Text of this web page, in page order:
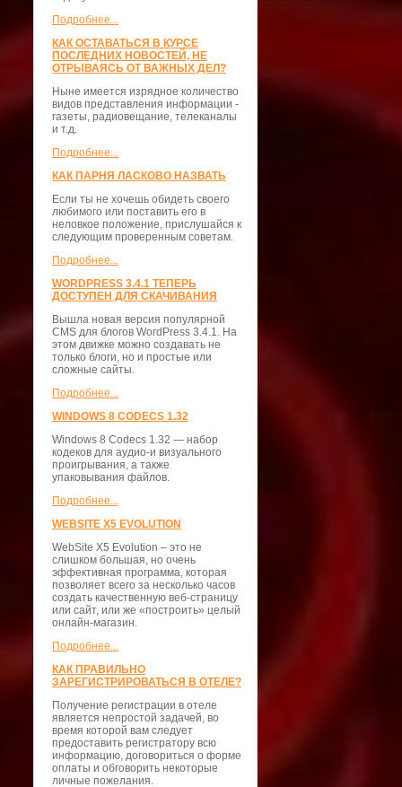
Подробнее...
КАК ОСТАВАТЬСЯ В КУРСЕ
ПОСЛЕДНИХ НОВОСТЕЙ, НЕ
ОТРЫВАЯСЬ ОТ ВАЖНЫХ ДЕЛ?
Ныне имеется изрядное количество
видов представления информации -
газеты, радиовещание, телеканалы
и т.д.
Подробнее...
КАК ПАРНЯ ЛАСКОВО НАЗВАТЬ
Если ты не хочешь обидеть своего
любимого или поставить его в
неловкое положение, прислушайся к
следующим проверенным советам.
Подробнее...
WORDPRESS 3.4.1 ТЕПЕРЬ
ДОСТУПЕН ДЛЯ СКАЧИВАНИЯ
Вышла новая версия популярной
CMS для блогов WordPress 3.4.1. На
этом движке можно создавать не
только блоги, но и простые или
сложные сайты.
Подробнее...
WINDOWS 8 CODECS 1.32
Windows 8 Codecs 1.32 — набор
кодеков для аудио-и визуального
проигрывания, а также
упаковывания файлов.
Подробнее...
WEBSITE X5 EVOLUTION
WebSite X5 Evolution – это не
слишком большая, но очень
эффективная программа, которая
позволяет всего за несколько часов
создать качественную веб-страницу
или сайт, или же «построить» целый
онлайн-магазин.
Подробнее...
КАК ПРАВИЛЬНО
ЗАРЕГИСТРИРОВАТЬСЯ В ОТЕЛЕ?
Получение регистрации в отеле
является непростой задачей, во
время которой вам следует
предоставить регистратору всю
информацию, договориться о форме
оплаты и обговорить некоторые
личные пожелания.